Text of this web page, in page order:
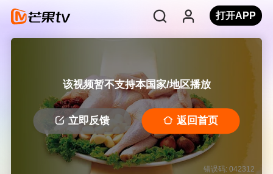
打开APP
该视频暂不支持本国家/地区播放
立即反馈 返回首页
错误码: 042312